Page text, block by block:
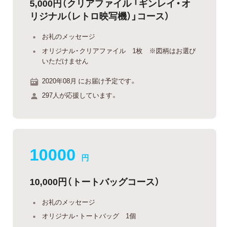
5,000円（クリアファイル 「ギンレイ・オ
リジナル（レトロ映写機）」コース）
お礼のメッセージ
オリジナル・クリアファイル 1枚 ※図柄はお選び
いただけません
2020年08月 にお届け予定です。
297人が応援しています。
10000 円
10,000円（トートバッグコース）
お礼のメッセージ
オリジナル・トートバッグ 1個